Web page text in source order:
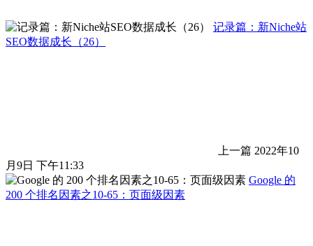
记录篇：新Niche站
SEO数据成长（26）
上一篇 2022年10
月9日 下午11:33
Google 的
200 个排名因素之10-65：页面级因素